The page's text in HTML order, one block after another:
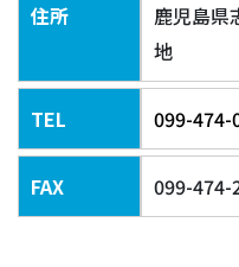
住所
鹿児島県
地
TEL 099-474-
FAX 099-474-